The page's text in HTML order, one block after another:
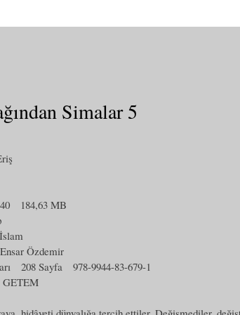
Simalar 5
184,63 MB
İslam
Özdemir
208 Sayfa 978-9944-83-679-1
GETEM